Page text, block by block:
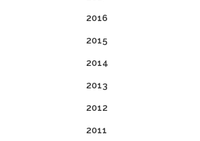
2016
2015
2014
2013
2012
2011